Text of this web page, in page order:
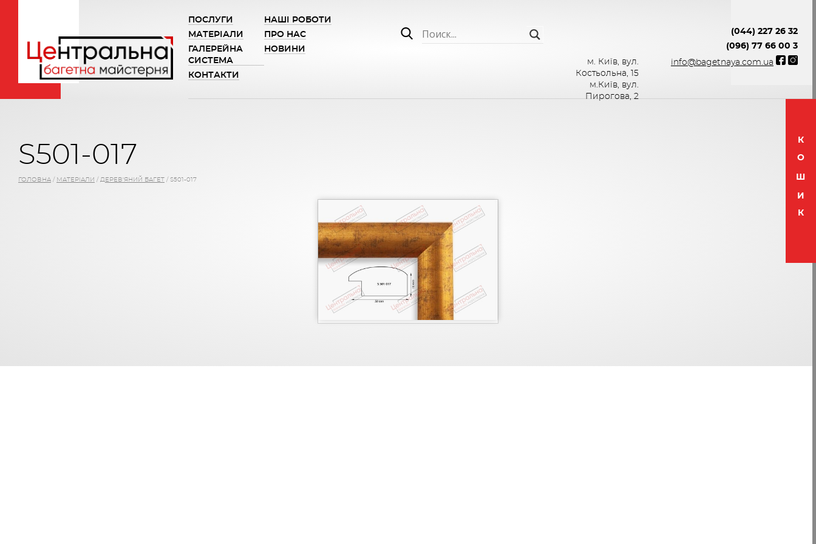
ПОСЛУГИ
НАШІ РОБОТИ
МАТЕРІАЛИ
ПРО НАС
ГАЛЕРЕЙНА
СИСТЕМА
НОВИНИ
КОНТАКТИ
м. Київ, вул.
Костьольна, 15
м.Київ, вул.
Пирогова, 2
(044) 227 26 32
(096) 77 66 00 3
info@bagetnaya.com.ua
S501-017
ГОЛОВНА / МАТЕРІАЛИ / ДЕРЕВ'ЯНИЙ БАГЕТ / S501-017
К
О
Ш
И
К